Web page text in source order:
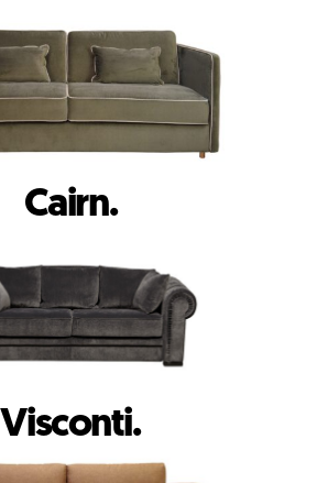
Cairn.
Visconti.